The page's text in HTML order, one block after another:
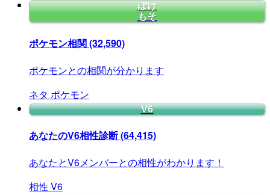
ぽけ
もそ
ポケモン相関(32,590)
ポケモンとの相関が分かります
ネタ ポケモン
V6
あなたのV6相性診断(64,415)
あなたとV6メンバーとの相性がわかります！
相性 V6